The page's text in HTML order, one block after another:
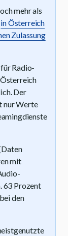
mehr als
in Österreich
Zulassung
Radio-
Der
nur Werte
mit
63 Prozent
den